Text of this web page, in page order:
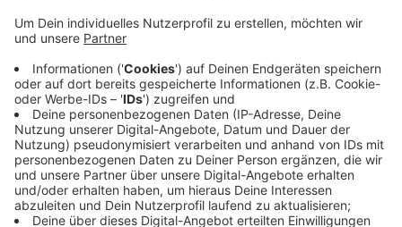
Der Anwalt des Mannes hat Haftbeschwerde
eingereicht. Das Oberlandesgericht muss darüber
entscheiden. Das hat NRW-Justizminister Limbach
bestätigt. Auch hier geht es darum, dass der
Verurteilte bzw. sein Verteidiger das Urteil und das
Protokoll der Verhandlung nicht bekommen haben.
Verstehen könne er das nicht, sagt Limbach. Die
Schriftstücke existierten, es gebe keine
Personalnot am Landgericht, trotzdem seien sie
offenbar nicht verschickt worden.